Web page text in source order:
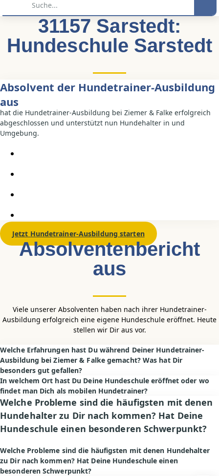
31157 Sarstedt:
Hundeschule Sarstedt
Absolvent der Hundetrainer-Ausbildung
aus
hat die Hundetrainer-Ausbildung bei Ziemer & Falke erfolgreich
abgeschlossen und unterstützt nun Hundehalter in und
Umgebung.
Jetzt Hundetrainer-Ausbildung starten
Absolventen­bericht
aus
Viele unserer Absolventen haben nach ihrer Hundetrainer-
Ausbildung erfolgreich eine eigene Hundeschule eröffnet. Heute
stellen wir Dir aus vor.
Welche Erfahrungen hast Du während Deiner Hundetrainer-
Ausbildung bei Ziemer & Falke gemacht? Was hat Dir
besonders gut gefallen?
In welchem Ort hast Du Deine Hundeschule eröffnet oder wo
findet man Dich als mobilen Hundetrainer?
Welche Probleme sind die häufigsten mit denen
Hundehalter zu Dir nach kommen? Hat Deine
Hundeschule einen besonderen Schwerpunkt?
Welche Probleme sind die häufigsten mit denen Hundehalter
zu Dir nach kommen? Hat Deine Hundeschule einen
besonderen Schwerpunkt?